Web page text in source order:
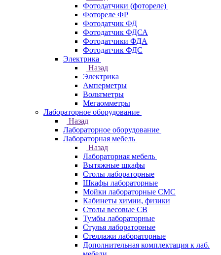
Фотодатчики (фотореле)
Фотореле ФР
Фотодатчик ФД
Фотодатчик ФДСА
Фотодатчики ФДА
Фотодатчик ФДС
Электрика
Назад
Электрика
Амперметры
Вольтметры
Мегаомметры
Лабораторное оборудование
Назад
Лабораторное оборудование
Лабораторная мебель
Назад
Лабораторная мебель
Вытяжные шкафы
Столы лабораторные
Шкафы лабораторные
Мойки лабораторные СМС
Кабинеты химии, физики
Столы весовые СВ
Тумбы лабораторные
Стулья лабораторные
Стеллажи лабораторные
Дополнительная комплектация к лаб.